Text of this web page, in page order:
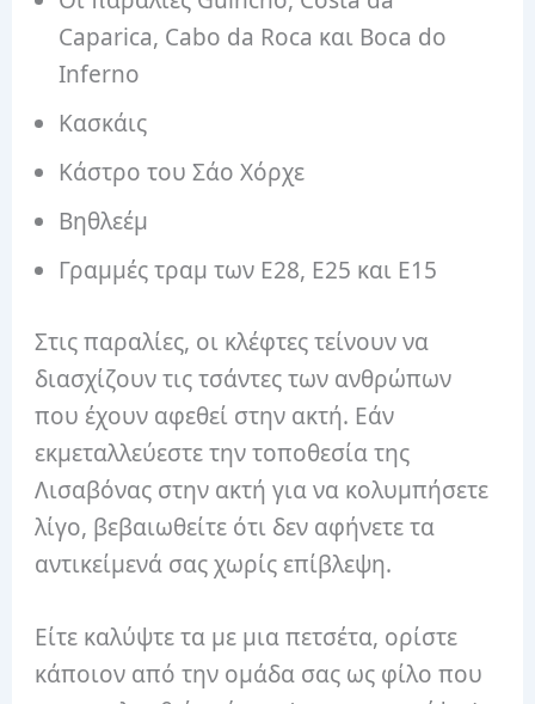
Caparica, Cabo da Roca και Boca do
Inferno
Κασκάις
Κάστρο του Σάο Χόρχε
Βηθλεέμ
Γραμμές τραμ των Ε28, Ε25 και Ε15
Στις παραλίες, οι κλέφτες τείνουν να
διασχίζουν τις τσάντες των ανθρώπων
που έχουν αφεθεί στην ακτή. Εάν
εκμεταλλεύεστε την τοποθεσία της
Λισαβόνας στην ακτή για να κολυμπήσετε
λίγο, βεβαιωθείτε ότι δεν αφήνετε τα
αντικείμενά σας χωρίς επίβλεψη.
Είτε καλύψτε τα με μια πετσέτα, ορίστε
κάποιον από την ομάδα σας ως φίλο που